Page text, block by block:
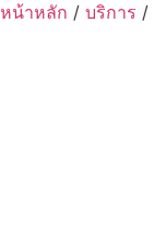
หน้าหลัก / บริการ /